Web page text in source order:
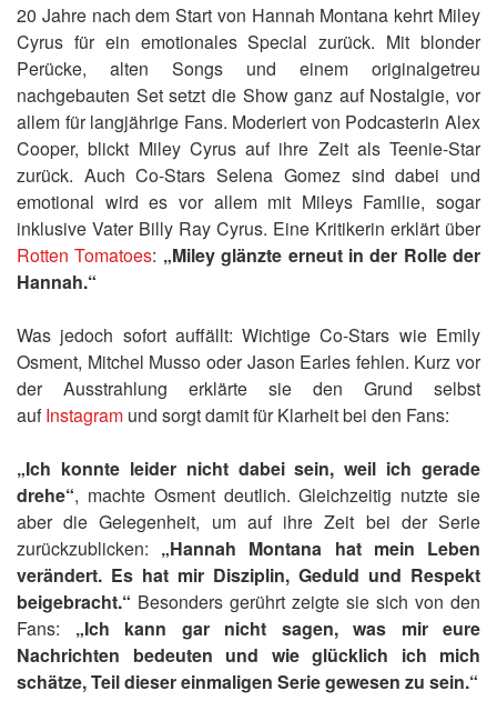
20 Jahre nach dem Start von Hannah Montana kehrt Miley
Cyrus für ein emotionales Special zurück. Mit blonder
Perücke, alten Songs und einem originalgetreu
nachgebauten Set setzt die Show ganz auf Nostalgie, vor
allem für langjährige Fans. Moderiert von Podcasterin Alex
Cooper, blickt Miley Cyrus auf ihre Zeit als Teenie-Star
zurück. Auch Co-Stars Selena Gomez sind dabei und
emotional wird es vor allem mit Mileys Familie, sogar
inklusive Vater Billy Ray Cyrus. Eine Kritikerin erklärt über
Rotten Tomatoes: „Miley glänzte erneut in der Rolle der
Hannah.“
Was jedoch sofort auffällt: Wichtige Co-Stars wie Emily
Osment, Mitchel Musso oder Jason Earles fehlen. Kurz vor
der Ausstrahlung erklärte sie den Grund selbst
aufInstagram und sorgt damit für Klarheit bei den Fans:
„Ich konnte leider nicht dabei sein, weil ich gerade
drehe“, machte Osment deutlich. Gleichzeitig nutzte sie
aber die Gelegenheit, um auf ihre Zeit bei der Serie
zurückzublicken: „Hannah Montana hat mein Leben
verändert. Es hat mir Disziplin, Geduld und Respekt
beigebracht.“ Besonders gerührt zeigte sie sich von den
Fans: „Ich kann gar nicht sagen, was mir eure
Nachrichten bedeuten und wie glücklich ich mich
schätze, Teil dieser einmaligen Serie gewesen zu sein.“